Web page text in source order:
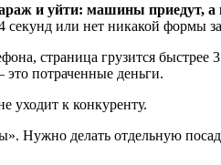
и уйти: машины приедут, а
секунд или нет никакой формы
страница грузится быстрее
потраченные деньги.
уходит к конкуренту.
Нужно делать отдельную